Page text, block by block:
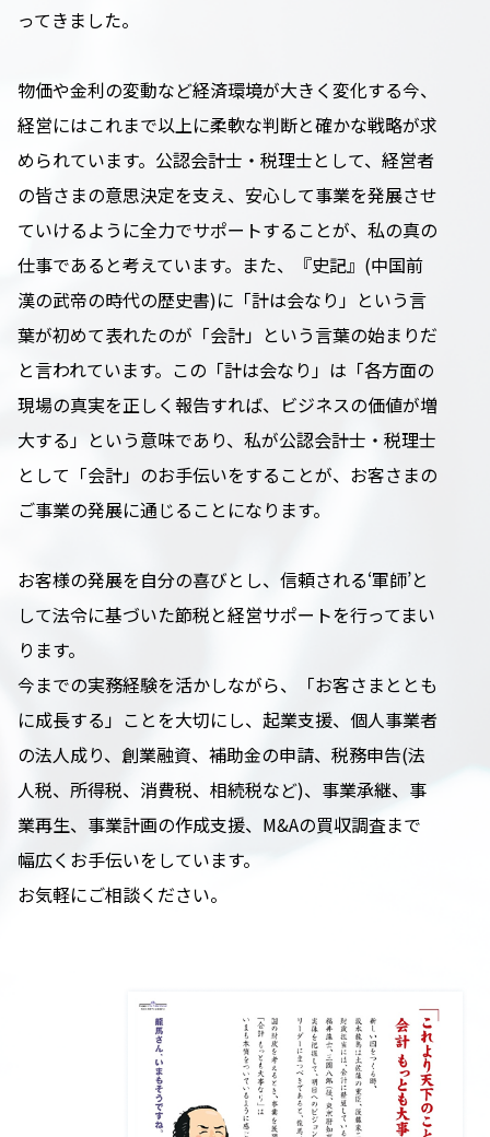
ってきました。
物価や金利の変動など経済環境が大きく変化する今、
経営にはこれまで以上に柔軟な判断と確かな戦略が求
められています。公認会計士・税理士として、経営者
の皆さまの意思決定を支え、安心して事業を発展させ
ていけるように全力でサポートすることが、私の真の
仕事であると考えています。また、『史記』(中国前
漢の武帝の時代の歴史書)に「計は会なり」という言
葉が初めて表れたのが「会計」という言葉の始まりだ
と言われています。この「計は会なり」は「各方面の
現場の真実を正しく報告すれば、ビジネスの価値が増
大する」という意味であり、私が公認会計士・税理士
として「会計」のお手伝いをすることが、お客さまの
ご事業の発展に通じることになります。
お客様の発展を自分の喜びとし、信頼される‘軍師’と
して法令に基づいた節税と経営サポートを行ってまい
ります。
今までの実務経験を活かしながら、「お客さまととも
に成長する」ことを大切にし、起業支援、個人事業者
の法人成り、創業融資、補助金の申請、税務申告(法
人税、所得税、消費税、相続税など)、事業承継、事
業再生、事業計画の作成支援、M&Aの買収調査まで
幅広くお手伝いをしています。
お気軽にご相談ください。